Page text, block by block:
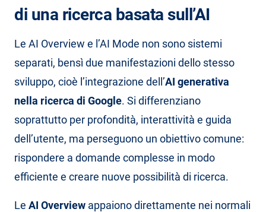
di una ricerca basata sull’AI
Le AI Overview e l’AI Mode non sono sistemi
separati, bensì due manifestazioni dello stesso
sviluppo, cioè l’integrazione dell’AI generativa
nella ricerca di Google. Si differenziano
soprattutto per profondità, interattività e guida
dell’utente, ma perseguono un obiettivo comune:
rispondere a domande complesse in modo
efficiente e creare nuove possibilità di ricerca.
Le AI Overview appaiono direttamente nei normali